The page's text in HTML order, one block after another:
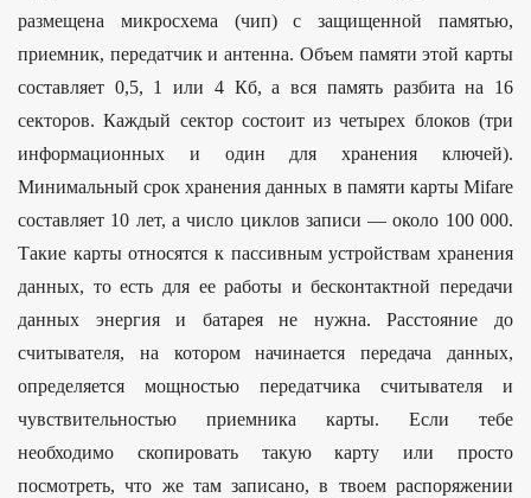
размещена микросхема (чип) с защищенной памятью,
приемник, передатчик и антенна. Объем памяти этой карты
составляет 0,5, 1 или 4 Кб, а вся память разбита на 16
секторов. Каждый сектор состоит из четырех блоков (три
информационных и один для хранения ключей).
Минимальный срок хранения данных в памяти карты Mifare
составляет 10 лет, а число циклов записи — около 100 000.
Такие карты относятся к пассивным устройствам хранения
данных, то есть для ее работы и бесконтактной передачи
данных энергия и батарея не нужна. Расстояние до
считывателя, на котором начинается передача данных,
определяется мощностью передатчика считывателя и
чувствительностью приемника карты. Если тебе
необходимо скопировать такую карту или просто
посмотреть, что же там записано, в твоем распоряжении